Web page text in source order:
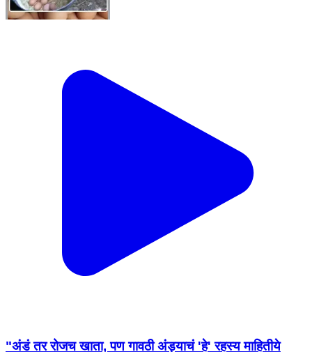
"अंडं तर रोजच खाता, पण गावठी अंड्याचं 'हे' रहस्य माहितीये